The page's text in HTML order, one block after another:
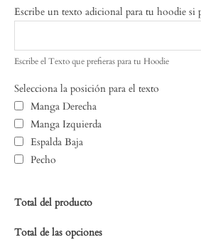
Escribe un texto adicional para tu hoodie si
Escribe el Texto que prefieras para tu Hoodie
Selecciona la posición para el texto
Manga Derecha
Manga Izquierda
Espalda Baja
Pecho
Total del producto
Total de las opciones